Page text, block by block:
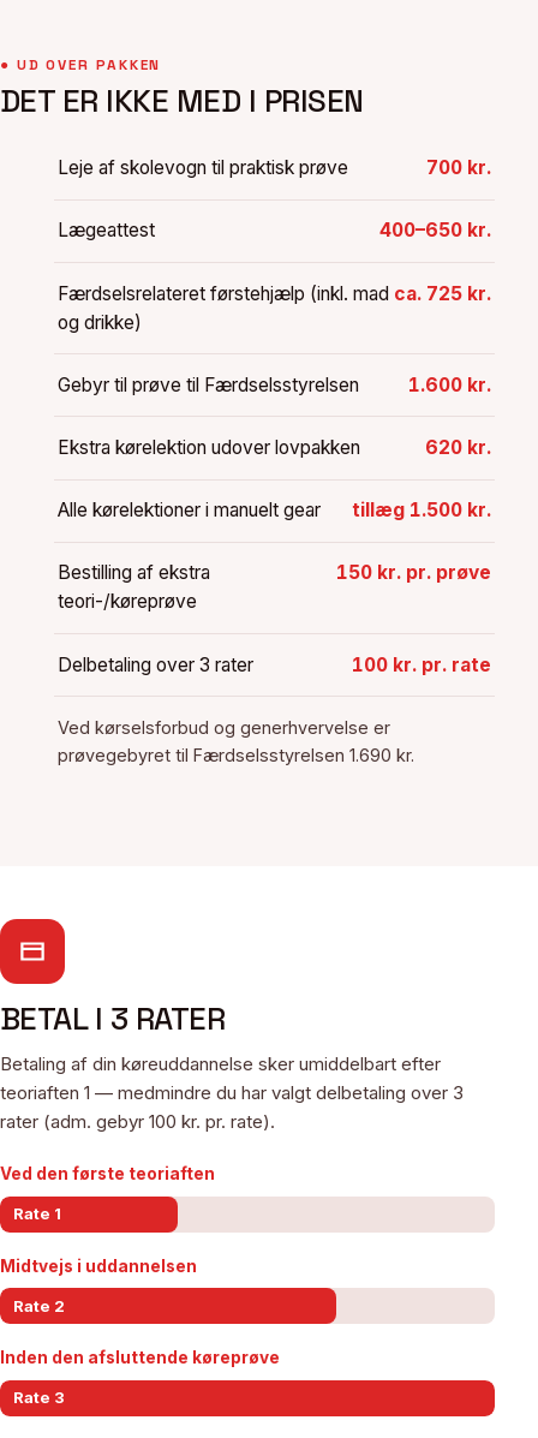
● UD OVER PAKKEN
DET ER IKKE MED I PRISEN
Leje af skolevogn til praktisk prøve 700 kr.
Lægeattest 400–650 kr.
Færdselsrelateret førstehjælp (inkl. mad
og drikke)
ca. 725 kr.
Gebyr til prøve til Færdselsstyrelsen 1.600 kr.
Ekstra kørelektion udover lovpakken 620 kr.
Alle kørelektioner i manuelt gear tillæg 1.500 kr.
Bestilling af ekstra
teori-/køreprøve
150 kr. pr. prøve
Delbetaling over 3 rater 100 kr. pr. rate
Ved kørselsforbud og generhvervelse er
prøvegebyret til Færdselsstyrelsen 1.690 kr.
BETAL I 3 RATER
Betaling af din køreuddannelse sker umiddelbart efter
teoriaften 1 — medmindre du har valgt delbetaling over 3
rater (adm. gebyr 100 kr. pr. rate).
Ved den første teoriaften
Rate 1
Midtvejs i uddannelsen
Rate 2
Inden den afsluttende køreprøve
Rate 3